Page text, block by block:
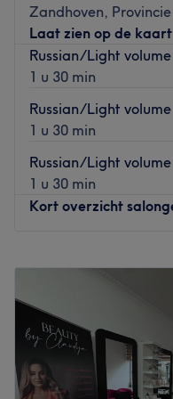
Transport public le plus
L'arrêt de bus Saint-
pied du salon.
L’équipe
L'équipe du salon est
Nos coups de cœur :
L’atmosphère : une
moderne où vous vous
Zandhoven,
Laat zien op de kaart
Russian/Light
1 u 30 min
Russian/Light
1 u 30 min
Russian/Light
1 u 30 min
Kort overzicht
Donderdag
Vrijdag
Zaterdag
Zondag